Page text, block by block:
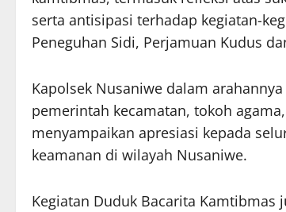
serta antisipasi terhadap kegiatan-
Peneguhan Sidi, Perjamuan Kudus
Kapolsek Nusaniwe dalam
pemerintah kecamatan, tokoh
menyampaikan apresiasi kepada
keamanan di wilayah Nusaniwe.
Kegiatan Duduk Bacarita